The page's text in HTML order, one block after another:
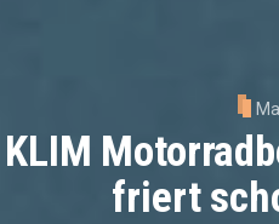
KLIM
friert